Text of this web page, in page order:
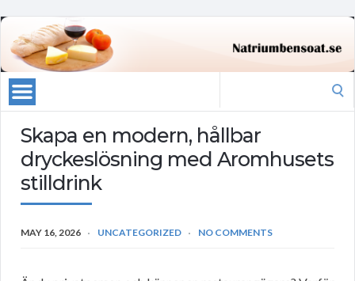
Skapa en modern, hållbar
dryckeslösning med Aromhusets
stilldrink
MAY 16, 2026 UNCATEGORIZED NO COMMENTS